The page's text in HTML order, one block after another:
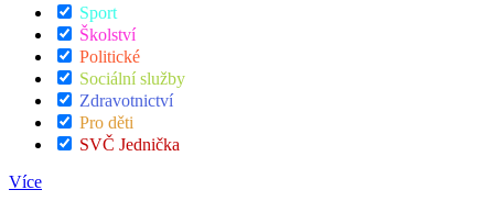
Sport
Školství
Politické
Sociální služby
Zdravotnictví
Pro děti
SVČ Jednička
Více